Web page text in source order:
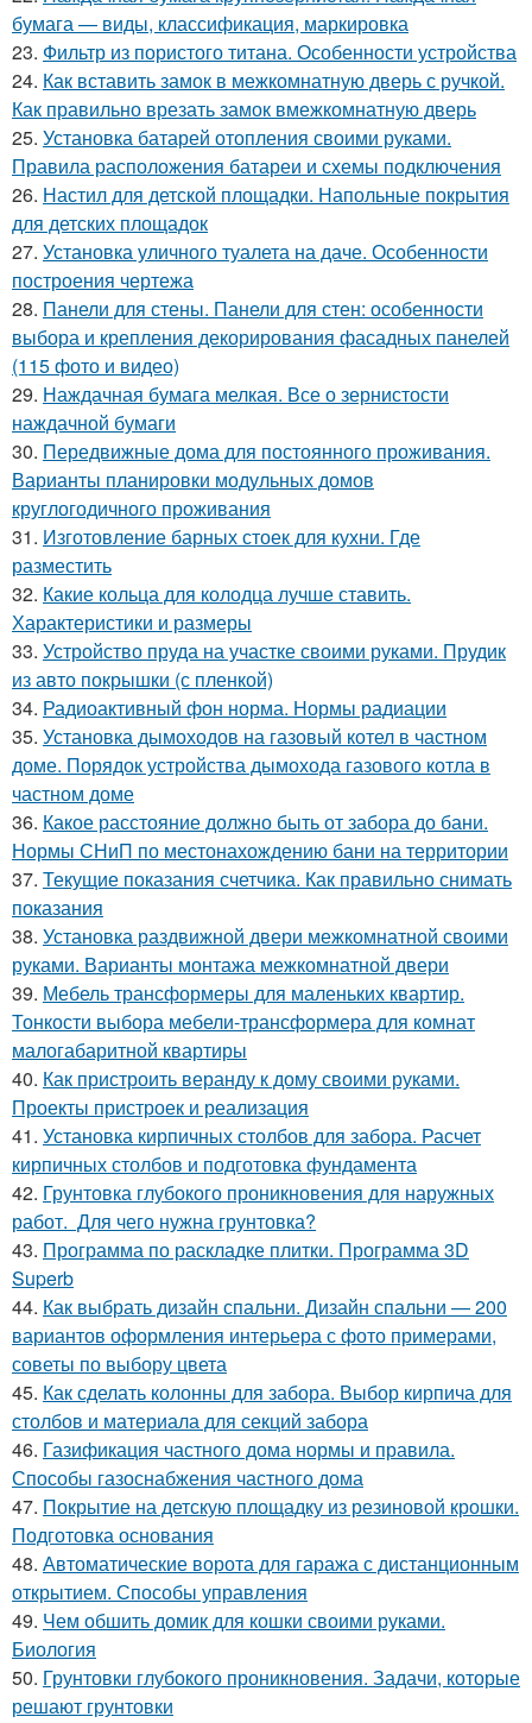
бумага — виды, классификация, маркировка
23. Фильтр из пористого титана. Особенности устройства
24. Как вставить замок в межкомнатную дверь с ручкой.
Как правильно врезать замок вмежкомнатную дверь
25. Установка батарей отопления своими руками.
Правила расположения батареи и схемы подключения
26. Настил для детской площадки. Напольные покрытия
для детских площадок
27. Установка уличного туалета на даче. Особенности
построения чертежа
28. Панели для стены. Панели для стен: особенности
выбора и крепления декорирования фасадных панелей
(115 фото и видео)
29. Наждачная бумага мелкая. Все о зернистости
наждачной бумаги
30. Передвижные дома для постоянного проживания.
Варианты планировки модульных домов
круглогодичного проживания
31. Изготовление барных стоек для кухни. Где
разместить
32. Какие кольца для колодца лучше ставить.
Характеристики и размеры
33. Устройство пруда на участке своими руками. Прудик
из авто покрышки (с пленкой)
34. Радиоактивный фон норма. Нормы радиации
35. Установка дымоходов на газовый котел в частном
доме. Порядок устройства дымохода газового котла в
частном доме
36. Какое расстояние должно быть от забора до бани.
Нормы СНиП по местонахождению бани на территории
37. Текущие показания счетчика. Как правильно снимать
показания
38. Установка раздвижной двери межкомнатной своими
руками. Варианты монтажа межкомнатной двери
39. Мебель трансформеры для маленьких квартир.
Тонкости выбора мебели-трансформера для комнат
малогабаритной квартиры
40. Как пристроить веранду к дому своими руками.
Проекты пристроек и реализация
41. Установка кирпичных столбов для забора. Расчет
кирпичных столбов и подготовка фундамента
42. Грунтовка глубокого проникновения для наружных
работ. Для чего нужна грунтовка?
43. Программа по раскладке плитки. Программа 3D
Superb
44. Как выбрать дизайн спальни. Дизайн спальни — 200
вариантов оформления интерьера с фото примерами,
советы по выбору цвета
45. Как сделать колонны для забора. Выбор кирпича для
столбов и материала для секций забора
46. Газификация частного дома нормы и правила.
Способы газоснабжения частного дома
47. Покрытие на детскую площадку из резиновой крошки.
Подготовка основания
48. Автоматические ворота для гаража с дистанционным
открытием. Способы управления
49. Чем обшить домик для кошки своими руками.
Биология
50. Грунтовки глубокого проникновения. Задачи, которые
решают грунтовки